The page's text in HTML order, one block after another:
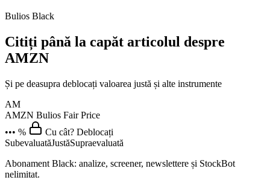
Bulios Black
Citiți până la capăt articolul despre
AMZN
Și pe deasupra deblocați valoarea justă și alte instrumente
AM
AMZN Bulios Fair Price
••• %
Cu cât? Deblocați
SubevaluatăJustăSupraevaluată
Abonament Black: analize, screener, newslettere și StockBot
nelimitat.